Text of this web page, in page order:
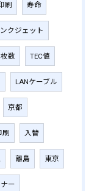
刷 寿命
クジェット
数 TEC値
LANケーブル
京都
入替
離島 東京
ナー